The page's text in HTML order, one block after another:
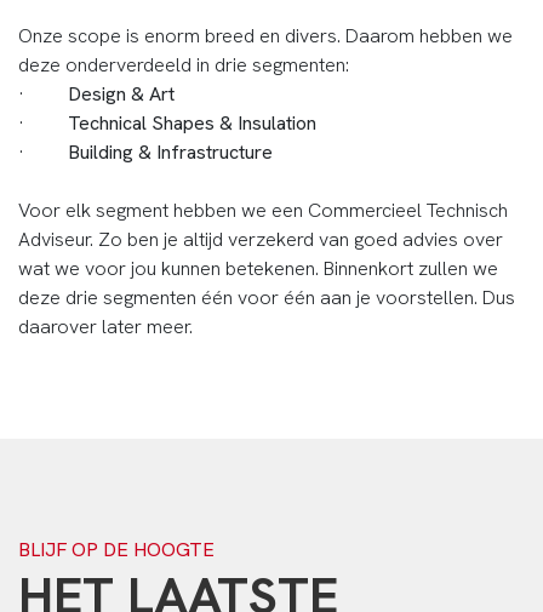
Onze scope is enorm breed en divers. Daarom hebben we
deze onderverdeeld in drie segmenten:
· Design & Art
· Technical Shapes & Insulation
· Building & Infrastructure
Voor elk segment hebben we een Commercieel Technisch
Adviseur. Zo ben je altijd verzekerd van goed advies over
wat we voor jou kunnen betekenen. Binnenkort zullen we
deze drie segmenten één voor één aan je voorstellen. Dus
daarover later meer.
BLIJF OP DE HOOGTE
HET LAATSTE